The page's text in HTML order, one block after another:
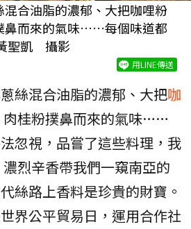
合油脂的濃郁、大把咖哩粉
鼻而來的氣味……每個味道都
聖凱 攝影
用LINE傳送
絲混合油脂的濃郁、大把咖
肉桂粉撲鼻而來的氣味……
忽視，品嘗了這些料理，我
烈辛香帶我們一窺南亞的
絲路上香料是珍貴的財寶。
界公平貿易日，運用合作社